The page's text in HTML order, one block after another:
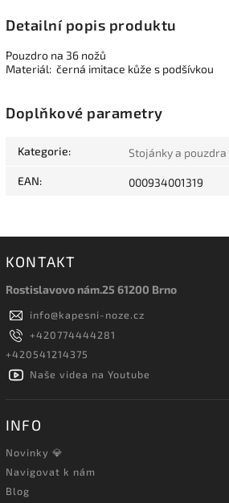
Detailní popis produktu
Pouzdro na 36 nožů
Materiál: černá imitace kůže s podšívkou
Doplňkové parametry
Kategorie: Stojánky a pouzdra
EAN: 000934001319
KONTAKT
Rostislavovo nám.25 61200 Brno
info@kapesni-noze.cz
+420774444281
+420541214375
Naše videa na Youtube
INFO
Novinky 💎
Navigovat k nám
Blog